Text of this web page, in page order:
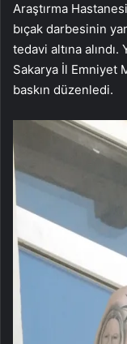
Araştırma
bıçak darbesinin
tedavi altına
Sakarya İl Emniyet
baskın düzenledi.